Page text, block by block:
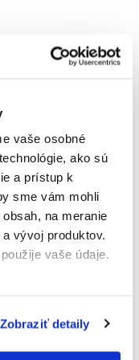
vaše osobné
ako sú
a prístup k
sme vám mohli
na meranie
vývoj produktov.
vaše údaje.
aktívnym
Zobraziť detaily